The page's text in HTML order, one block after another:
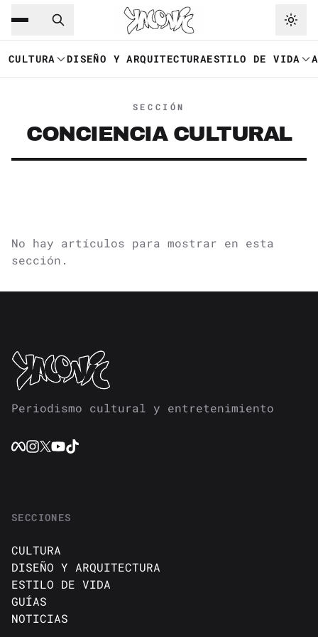
Saltar al contenido principal
CULTURA DISEÑO Y ARQUITECTURAESTILO DE VIDA
SECCIÓN
CONCIENCIA CULTURAL
No hay artículos para mostrar en esta
sección.
Periodismo cultural y entretenimiento
SECCIONES
CULTURA
DISEÑO Y ARQUITECTURA
ESTILO DE VIDA
GUÍAS
NOTICIAS